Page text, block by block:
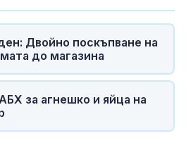
Двойно поскъпване на
до магазина
за агнешко и яйца на